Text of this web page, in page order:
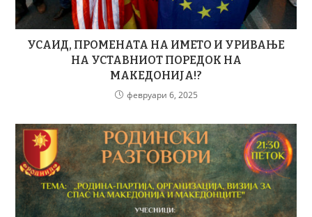
УСАИД, ПРОМЕНАТА НА ИМЕТО И УРИВАЊЕ
НА УСТАВНИОТ ПОРЕДОК НА
МАКЕДОНИЈА!?
февруари 6, 2025